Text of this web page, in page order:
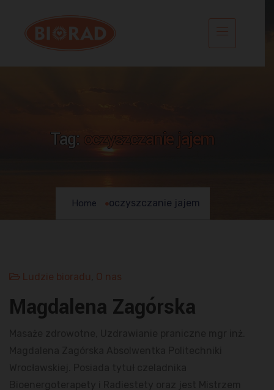
Tag:oczyszczanie jajem
Home oczyszczanie jajem
Ludzie bioradu O nas
Magdalena Zagórska